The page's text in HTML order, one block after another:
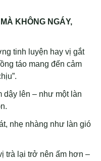
KHÔNG NGÁY,
tinh luyện hay vị gắt
táo mang đến cảm
dậy lên – như một làn
nhẹ nhàng như làn gió
trà lại trở nên ấm hơn –